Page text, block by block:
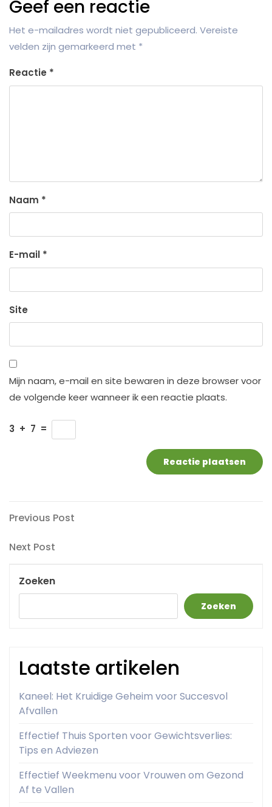
Geef een reactie
Het e-mailadres wordt niet gepubliceerd. Vereiste
velden zijn gemarkeerd met *
Reactie *
Naam *
E-mail *
Site
Mijn naam, e-mail en site bewaren in deze browser voor
de volgende keer wanneer ik een reactie plaats.
3 + 7 =
Berichtnavigatie
Previous
Previous Post
Next
Next Post
Zoeken
Zoeken
Laatste artikelen
Kaneel: Het Kruidige Geheim voor Succesvol
Afvallen
Effectief Thuis Sporten voor Gewichtsverlies:
Tips en Adviezen
Effectief Weekmenu voor Vrouwen om Gezond
Af te Vallen